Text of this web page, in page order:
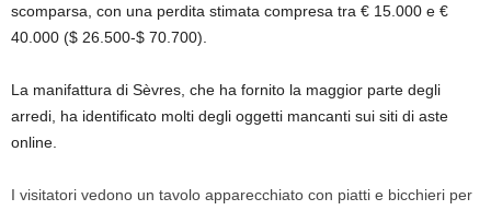
scomparsa, con una perdita stimata compresa tra € 15.000 e €
40.000 ($ 26.500-$ 70.700).
La manifattura di Sèvres, che ha fornito la maggior parte degli
arredi, ha identificato molti degli oggetti mancanti sui siti di aste
online.
I visitatori vedono un tavolo apparecchiato con piatti e bicchieri per